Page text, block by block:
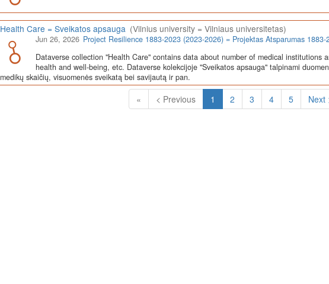
Health Care = Sveikatos apsauga (Vilnius university = Vilniaus universitetas)
Jun 26, 2026 Project Resilience 1883-2023 (2023-2026) = Projektas Atsparumas
Dataverse collection "Health Care" contains data about number of medical institutions
health and well-being, etc. Dataverse kolekcijoje "Sveikatos apsauga" talpinami
medikų skaičių, visuomenės sveikatą bei savijautą ir pan.
« < Previous 1 (Current)
2 3 4 5 Next